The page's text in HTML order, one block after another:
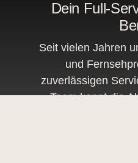
Dein Full-
Seit vielen Jahren
und
zuverlässigen
Team kennt die